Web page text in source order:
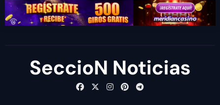
SeccioN Noticias